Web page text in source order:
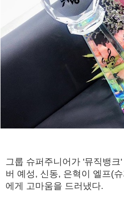
그룹 슈퍼주니어가 '뮤직뱅
버 예성, 신동, 은혁이 엘프(
에게 고마움을 드러냈다.